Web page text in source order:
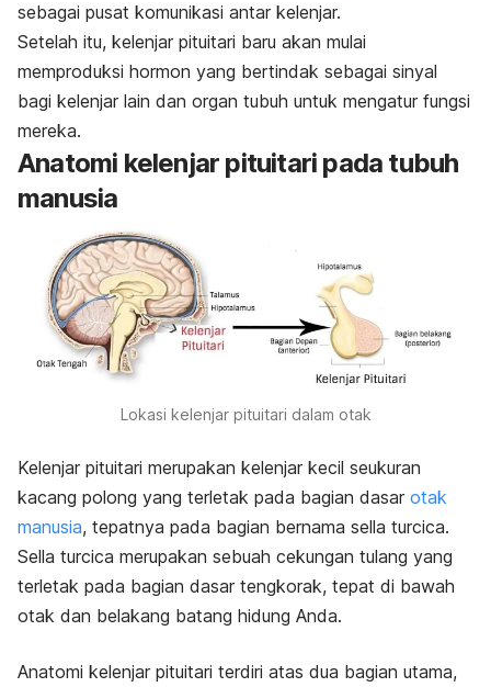
sebagai pusat komunikasi antar kelenjar.
Setelah itu, kelenjar pituitari baru akan mulai
memproduksi hormon yang bertindak sebagai sinyal
bagi kelenjar lain dan organ tubuh untuk mengatur fungsi
mereka.
Anatomi kelenjar pituitari pada tubuh
manusia
Lokasi kelenjar pituitari dalam otak
Kelenjar pituitari merupakan kelenjar kecil seukuran
kacang polong yang terletak pada bagian dasar otak
manusia, tepatnya pada bagian bernama sella turcica.
Sella turcica merupakan sebuah cekungan tulang yang
terletak pada bagian dasar tengkorak, tepat di bawah
otak dan belakang batang hidung Anda.
Anatomi kelenjar pituitari terdiri atas dua bagian utama,